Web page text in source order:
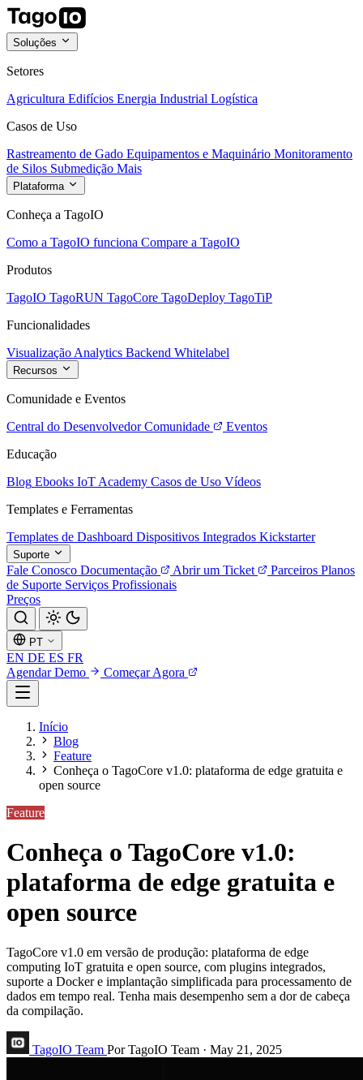
Soluções
Setores
Agricultura Edifícios Energia Industrial Logística
Casos de Uso
Rastreamento de Gado Equipamentos e Maquinário Monitoramento
de Silos Submedição Mais
Plataforma
Conheça a TagoIO
Como a TagoIO funciona Compare a TagoIO
Produtos
TagoIO TagoRUN TagoCore TagoDeploy TagoTiP
Funcionalidades
Visualização Analytics Backend Whitelabel
Recursos
Comunidade e Eventos
Central do Desenvolvedor Comunidade
Eventos
Educação
Blog Ebooks IoT Academy Casos de Uso Vídeos
Templates e Ferramentas
Templates de Dashboard Dispositivos Integrados Kickstarter
Suporte
Fale Conosco Documentação Abrir um Ticket Parceiros Planos
de Suporte Serviços Profissionais
Preços
PT
EN DE ES FR
Agendar Demo
Começar Agora
Início
Blog
Feature
Conheça o TagoCore v1.0: plataforma de edge gratuita e
open source
Feature
Conheça o TagoCore v1.0:
plataforma de edge gratuita e
open source
TagoCore v1.0 em versão de produção: plataforma de edge
computing IoT gratuita e open source, com plugins integrados,
suporte a Docker e implantação simplificada para processamento de
dados em tempo real. Tenha mais desempenho sem a dor de cabeça
da compilação.
TagoIO Team Por TagoIO Team · May 21, 2025